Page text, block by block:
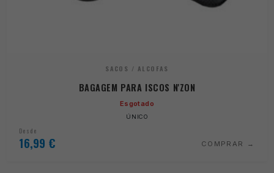
SACOS / ALCOFAS
BAGAGEM PARA ISCOS N'ZON
Esgotado
ÚNICO
Desde
16,99 € COMPRAR